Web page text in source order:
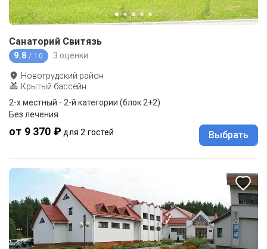
Санаторий Свитязь
9.8 / 10 3 оценки
Новогрудский район
Крытый бассейн
2-x местный - 2-й категории (блок 2+2)
Без лечения
от 9 370 ₽ для 2 гостей Выбрать